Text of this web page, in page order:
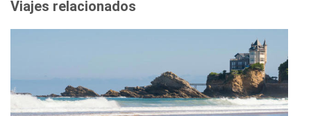
Viajes relacionados